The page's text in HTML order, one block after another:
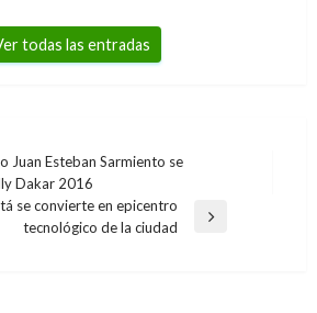
todas las entradas
Juan Esteban Sarmiento se
Dakar 2016
se convierte en epicentro
tecnológico de la ciudad